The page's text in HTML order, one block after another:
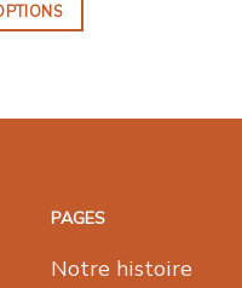
PAGES
Notre histoire